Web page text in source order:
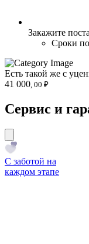
Закажите
Сроки
Есть такой же с
41 000, 00 ₽
Сервис и
С заботой на
каждом этапе